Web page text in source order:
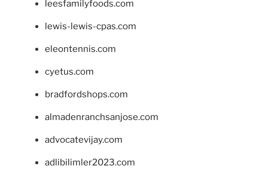
leesfamilyfoods.com
lewis-lewis-cpas.com
eleontennis.com
cyetus.com
bradfordshops.com
almadenranchsanjose.com
advocatevijay.com
adlibilimler2023.com